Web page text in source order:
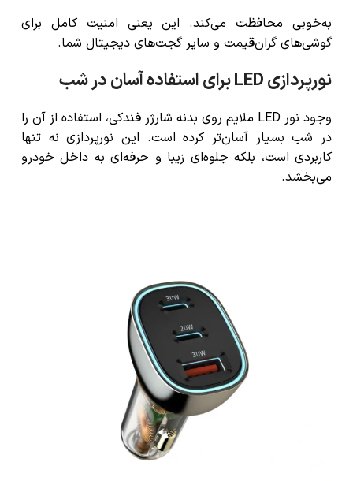
به‌خوبی محافظت می‌کند. این یعنی امنیت کامل برای
گوشی‌های گران‌قیمت و سایر گجت‌های دیجیتال شما.
نورپردازی LED برای استفاده آسان در شب
وجود نور LED ملایم روی بدنه شارژر فندکی، استفاده از آن را
در شب بسیار آسان‌تر کرده است. این نورپردازی نه تنها
کاربردی است، بلکه جلوه‌ای زیبا و حرفه‌ای به داخل خودرو
می‌بخشد.